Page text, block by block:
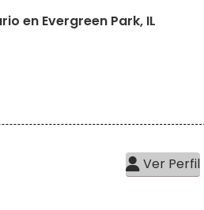
en Evergreen Park, IL
Ver Perfil